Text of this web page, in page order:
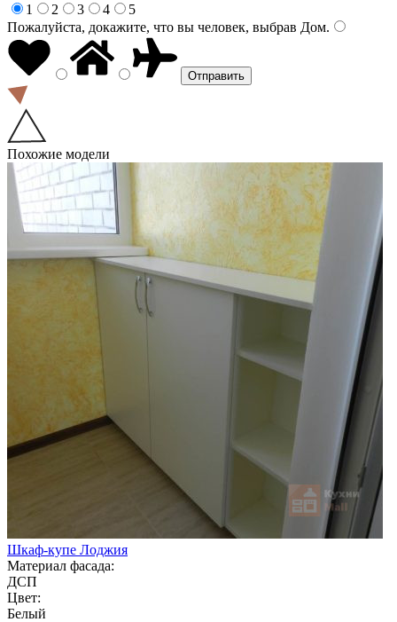
1
2 3 4
5
Пожалуйста, докажите, что вы человек, выбрав Дом.
Похожие модели
Шкаф-купе Лоджия
Материал фасада:
ДСП
Цвет:
Белый